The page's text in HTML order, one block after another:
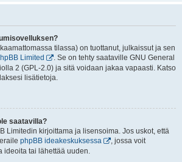
tilassa) on tuottanut, julkaissut ja sen
Limited
. Se on tehty saataville GNU General
2 (GPL-2.0) ja sitä voidaan jakaa vapaasti. Katso
lisätietoja.
saatavilla?
Limitedin kirjoittama ja lisensoima. Jos uskot, että
phpBB ideakeskuksessa
, jossa voit
ideoita tai lähettää uuden.